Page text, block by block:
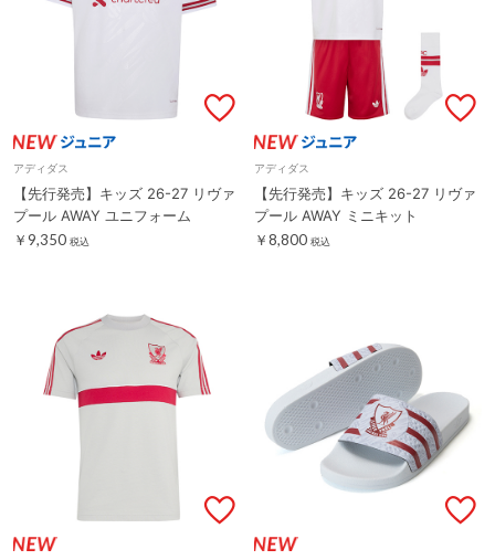
アディダス
【先行発売】キッズ 26-27 リヴァ
プール AWAY ユニフォーム
￥9,350 税込
アディダス
【先行発売】キッズ 26-27 リヴァ
プール AWAY ミニキット
￥8,800 税込